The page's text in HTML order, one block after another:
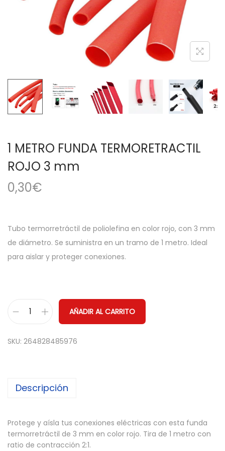
c
n
d
1 METRO FUNDA TERMORETRACTIL
ROJO 3 mm
0,30€
Tubo termorretráctil de poliolefina en color rojo, con 3 mm
de diámetro. Se suministra en un tramo de 1 metro. Ideal
para aislar y proteger conexiones.
E
O
N
D
AÑADIR AL CARRITO
SKU: 264828485976
Descripción
Protege y aísla tus conexiones eléctricas con esta funda
termorretráctil de 3 mm en color rojo. Tira de 1 metro con
ratio de contracción 2:1.